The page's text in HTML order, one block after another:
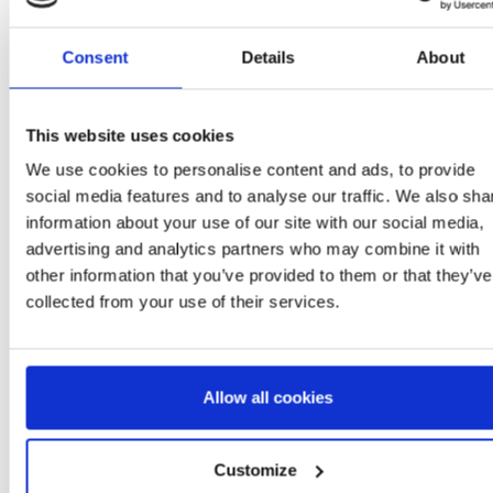
Consent Details About
This website uses cookies
We use cookies to personalise content and ads, to provide
social media features and to analyse our traffic. We also
information about your use of our site with our social media,
advertising and analytics partners who may combine it with
other information that you’ve provided to them or that they’ve
collected from your use of their services.
Allow all cookies
Customize
1
Altri articoli STITCH